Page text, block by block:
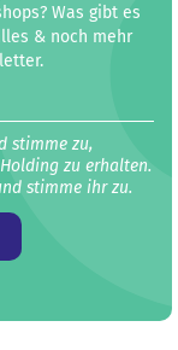
Was gibt es
& noch mehr
stimme zu,
zu erhalten.
stimme ihr zu.